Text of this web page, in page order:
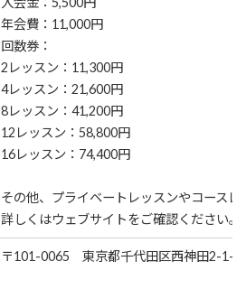
年会費：11,000円
回数券：
2レッスン：11,300円
4レッスン：21,600円
8レッスン：41,200円
12レッスン：58,800円
16レッスン：74,400円
その他、プライベートレッスンやコース
詳しくはウェブサイトをご確認ください。
〒101-0065 東京都千代田区西神田2-1-6